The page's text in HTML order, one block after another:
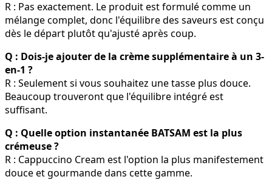
R : Pas exactement. Le produit est formulé comme un
mélange complet, donc l'équilibre des saveurs est conçu
dès le départ plutôt qu'ajusté après coup.
Q : Dois-je ajouter de la crème supplémentaire à un 3-
en-1 ?
R : Seulement si vous souhaitez une tasse plus douce.
Beaucoup trouveront que l'équilibre intégré est
suffisant.
Q : Quelle option instantanée BATSAM est la plus
crémeuse ?
R : Cappuccino Cream est l'option la plus manifestement
douce et gourmande dans cette gamme.